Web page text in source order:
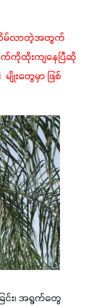
လိမ်လာတဲ့အတွက်
ကိုထိုးကျနေပြီဆို
ျိုးတွေမှာ ဖြစ်
င်း၊ အရွက်တွေ